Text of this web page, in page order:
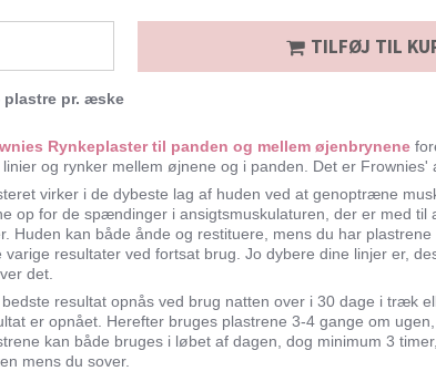
TILFØJ TIL
plastre pr. æske
Rynkeplaster til panden og mellem øjenbrynene
linier og rynker mellem øjnene og i panden. Det er Frownies'
virker i de dybeste lag af huden ved at genoptræne
op for de spændinger i ansigtsmuskulaturen, der er med til
Huden kan både ånde og restituere, mens du har
varige resultater ved fortsat brug. Jo dybere dine linjer er,
det.
bedste resultat opnås ved brug natten over i 30 dage i træk
er opnået. Herefter bruges plastrene 3-4 gange om
kan både bruges i løbet af dagen, dog minimum 3
mens du sover.